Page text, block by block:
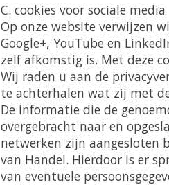
C. cookies voor sociale media
Op onze website verwijzen
Google+, YouTube en
zelf afkomstig is. Met deze
Wij raden u aan de
te achterhalen wat zij met
De informatie die de
overgebracht naar en
netwerken zijn aangesloten
van Handel. Hierdoor is er
van eventuele